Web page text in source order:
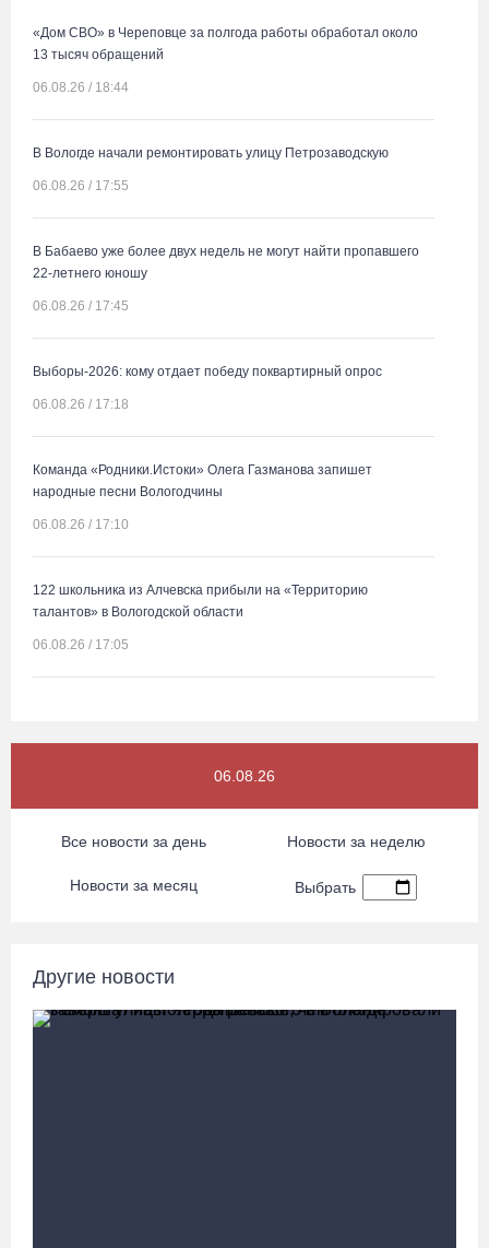
«Дом СВО» в Череповце за полгода работы обработал около
13 тысяч обращений
06.08.26 / 18:44
В Вологде начали ремонтировать улицу Петрозаводскую
06.08.26 / 17:55
В Бабаево уже более двух недель не могут найти пропавшего
22-летнего юношу
06.08.26 / 17:45
Выборы-2026: кому отдает победу поквартирный опрос
06.08.26 / 17:18
Команда «Родники.Истоки» Олега Газманова запишет
народные песни Вологодчины
06.08.26 / 17:10
122 школьника из Алчевска прибыли на «Территорию
талантов» в Вологодской области
06.08.26 / 17:05
Вологжане смогут сводить родителей в музей Китая со скидкой
06.08.26
Все новости за день Новости за неделю
Новости за месяц Выбрать
Другие новости